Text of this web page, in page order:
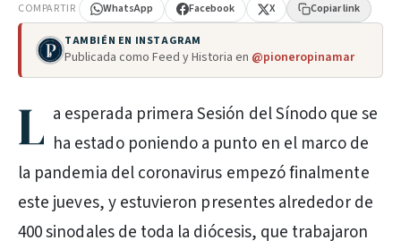
COMPARTIR WhatsApp Facebook X Copiar link
TAMBIÉN EN INSTAGRAM
Publicada como Feed y Historia en @pioneropinamar
L a esperada primera Sesión del Sínodo que se
ha estado poniendo a punto en el marco de
la pandemia del coronavirus empezó finalmente
este jueves, y estuvieron presentes alrededor de
400 sinodales de toda la diócesis, que trabajaron